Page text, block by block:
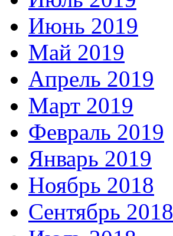
Июнь 2019
Май 2019
Апрель 2019
Март 2019
Февраль 2019
Январь 2019
Ноябрь 2018
Сентябрь 2018